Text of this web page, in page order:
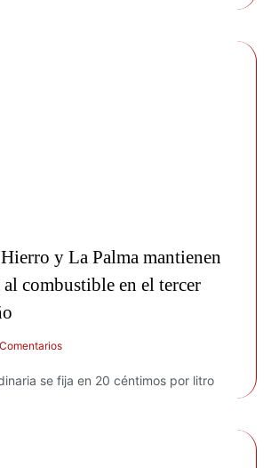
y La Palma mantienen
combustible en el tercer
se fija en 20 céntimos por litro